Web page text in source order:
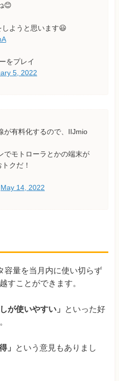
😊
ようと思います😃
をプレイ
5, 2022
が有料化するので、IIJmio
でモトローラとかの端末が
クだ！
May 14, 2022
容量を当月内に使い切らず
すことができます。
が使いやすい」
といった好
」
という意見もありまし